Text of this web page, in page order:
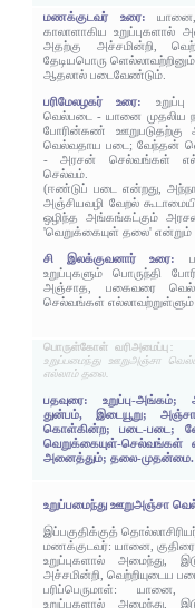
மணக்குடவர் உரை:
காலாளாகிய உறுப்புகளால்
அதற்கு அச்சமின்றி,
தேடியபொரு
ஆதலால் படைவேண்டும்.
பரிமேலழகர் உரை:
வெல்படை - யானை முதலிய
போரின்கண் ஊறுபடுதற்கு
வெல்வதாய படை; வேந்தன்
- அரசன் செல்வங்கள்
செல்வம்.
(ஈண்டுப் படை என்றது,
அஞ்சியவழி வேறல்
ஒழிந்த அங்கங்கட்கும்
'வெறுக்கையுள் தலை' என்றும்
சி இலக்குவனார் உரை:
உறுப்புகளும் பொருந்தி
அஞ்சாத, பகைவரை
செல்வங்கள்
பொருள்கோள் வரிஅமைப்பு:
உறுப்பமைந்து ஊறுஅஞ்சா
எல்லாம் தலை.
பதவுரை: உறுப்பு-அங்கம்;
துன்பம், இடையூறு;
கொள்கின்ற; படை-படை;
வெறுக்கையுள்-செல்வங்கள்
அனைத்தும்; தலை-முதன்மை.
உறுப்பமைந்து ஊறுஅஞ்சா
இப்பகுதிக்குத்
மணக்குடவர்: யானை,
உறுப்புகளால் அமைந்து,
அச்சமின்றி, வெற்றியுடைய
பரிப்பெருமாள்: யானை,
உறுப்புகளால் அமைந்து,